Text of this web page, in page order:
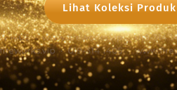
Lihat Koleksi Produk